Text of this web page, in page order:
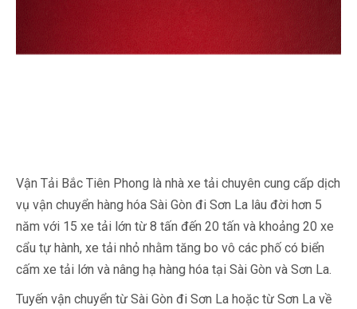
Vận Tải Bắc Tiên Phong là nhà xe tải chuyên cung cấp dịch
vụ vận chuyển hàng hóa Sài Gòn đi Sơn La lâu đời hơn 5
năm với 15 xe tải lớn từ 8 tấn đến 20 tấn và khoảng 20 xe
cẩu tự hành, xe tải nhỏ nhằm tăng bo vô các phố có biển
cấm xe tải lớn và nâng hạ hàng hóa tại Sài Gòn và Sơn La.
Tuyến vận chuyển từ Sài Gòn đi Sơn La hoặc từ Sơn La về